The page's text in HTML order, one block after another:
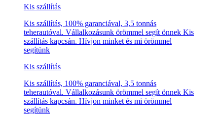
Kis szállítás
Kis szállítás, 100% garanciával, 3,5 tonnás
teherautóval. Vállalkozásunk örömmel segít önnek Kis
szállítás kapcsán. Hívjon minket és mi örömmel
segítünk
Kis szállítás
Kis szállítás, 100% garanciával, 3,5 tonnás
teherautóval. Vállalkozásunk örömmel segít önnek Kis
szállítás kapcsán. Hívjon minket és mi örömmel
segítünk